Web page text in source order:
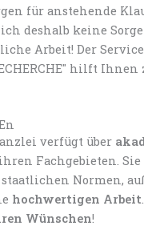
für anstehende
deshalb keine
Arbeit! Der
hilft
verfügt über
Fachgebieten. Sie
Normen,
hochwertigen Arbeit
Wünschen!